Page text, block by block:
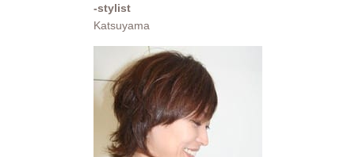
-stylist
Katsuyama